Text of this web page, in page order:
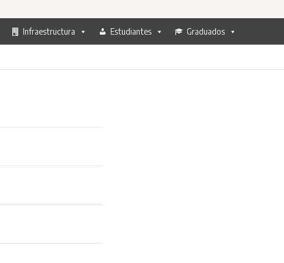
Infraestructura Estudiantes Graduados